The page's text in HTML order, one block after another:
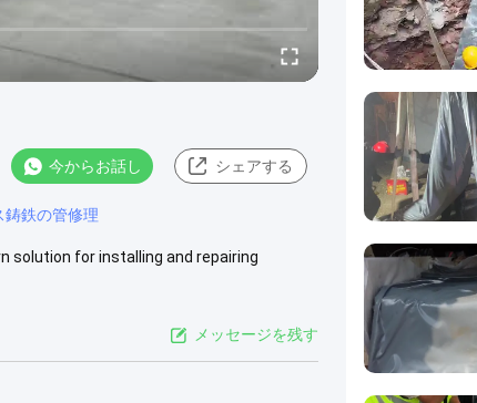
今からお話し シェアする
鋳鉄の管修理
solution for installing and repairing
メッセージを残す